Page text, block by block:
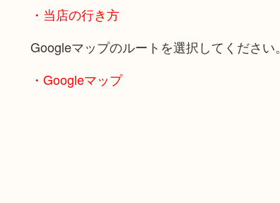
・当店の行き方
Googleマップのルートを選択してください。
・Googleマップ